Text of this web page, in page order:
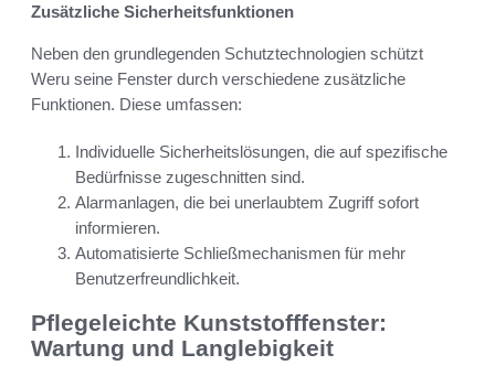
Zusätzliche Sicherheitsfunktionen
Neben den grundlegenden Schutztechnologien schützt
Weru seine Fenster durch verschiedene zusätzliche
Funktionen. Diese umfassen:
Individuelle Sicherheitslösungen, die auf spezifische
Bedürfnisse zugeschnitten sind.
Alarmanlagen, die bei unerlaubtem Zugriff sofort
informieren.
Automatisierte Schließmechanismen für mehr
Benutzerfreundlichkeit.
Pflegeleichte Kunststofffenster:
Wartung und Langlebigkeit